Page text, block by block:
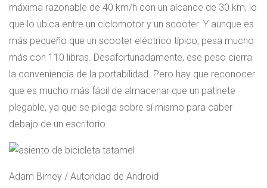
máxima razonable de 40 km/h con un alcance de 30 km, lo
que lo ubica entre un ciclomotor y un scooter. Y aunque es
más pequeño que un scooter eléctrico típico, pesa mucho
más con 110 libras. Desafortunadamente, ese peso cierra
la conveniencia de la portabilidad. Pero hay que reconocer
que es mucho más fácil de almacenar que un patinete
plegable, ya que se pliega sobre sí mismo para caber
debajo de un escritorio.
Adam Birney / Autoridad de Android